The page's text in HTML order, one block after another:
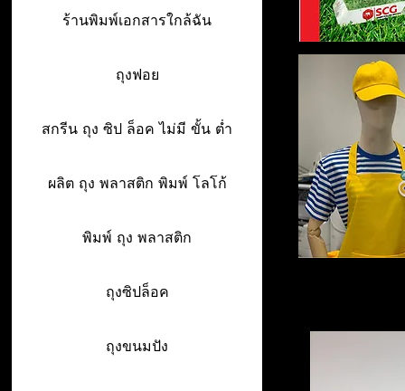
ร้านพิมพ์เอกสารใกล้ฉัน
ถุงฟอย
สกรีน ถุง ซิป ล็อค ไม่มี ขั้น ต่ำ
ผลิต ถุง พลาสติก พิมพ์ โลโก้
พิมพ์ ถุง พลาสติก
ถุงซิปล็อค
ถุงขนมปัง